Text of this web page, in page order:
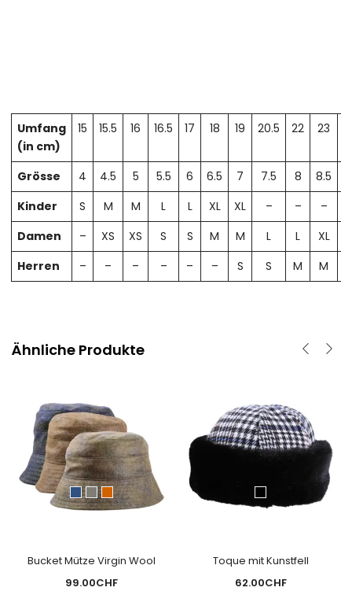
Umfang
(in cm)
15 15.5 16 16.5 17 18 19 20.5 22 23
Grösse 4 4.5 5 5.5 6 6.5 7 7.5 8 8.5
Kinder
S M M L L XL XL – – –
Damen
– XS XS S S M M L L XL
Herren
– – – – – – S S M M
Ähnliche Produkte
Bucket Mütze Virgin Wool
99.00CHF
Toque mit Kunstfell
62.00CHF